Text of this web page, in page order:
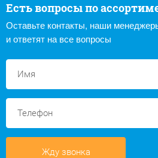
Есть вопросы по
Оставьте контакты, наши
и ответят на все вопросы
Жду звонка